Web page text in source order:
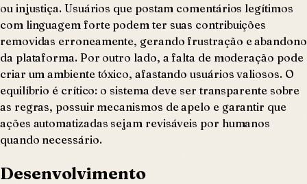
ou injustiça. Usuários que postam comentários legítimos
com linguagem forte podem ter suas contribuições
removidas erroneamente, gerando frustração e abandono
da plataforma. Por outro lado, a falta de moderação pode
criar um ambiente tóxico, afastando usuários valiosos. O
equilíbrio é crítico: o sistema deve ser transparente sobre
as regras, possuir mecanismos de apelo e garantir que
ações automatizadas sejam revisáveis por humanos
quando necessário.
Desenvolvimento